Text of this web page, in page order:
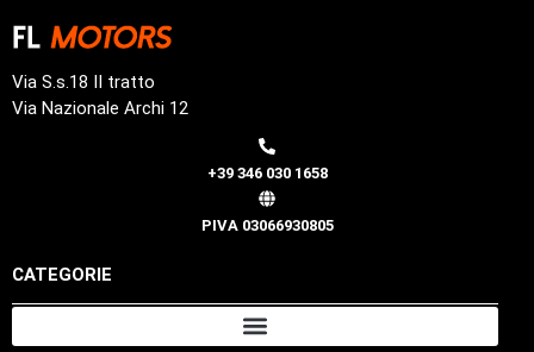
Via S.s.18 II tratto
Via Nazionale Archi 12
+39 346 030 1658
PIVA 03066930805
CATEGORIE